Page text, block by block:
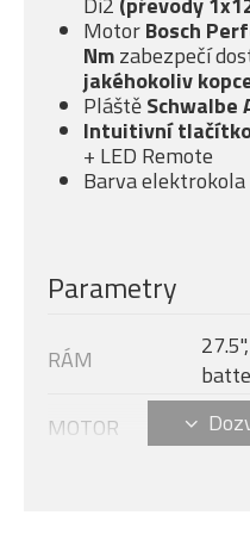
MotorBosch
Nmzabezpečí
jakéhokoliv
PláštěSchwalbe
Intuitivní
+ LED Remote
Barva
Parametry
RÁM
MOTOR
250/